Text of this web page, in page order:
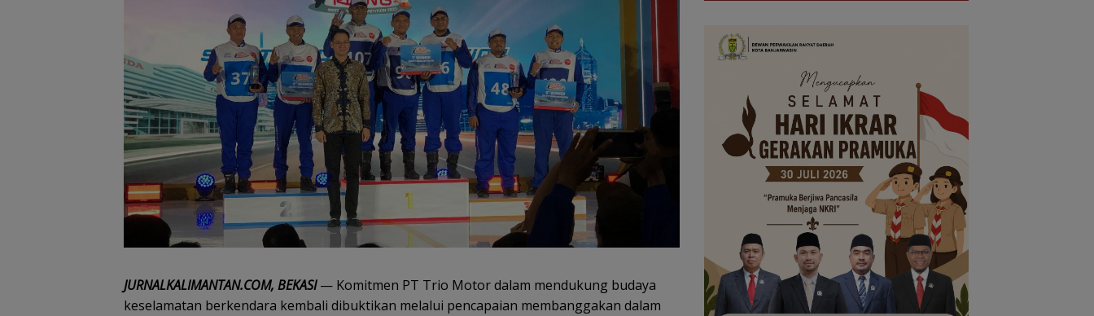
JURNALKALIMANTAN.COM, BEKASI— Komitmen PT Trio Motor dalam mendukung budaya
keselamatan berkendara kembali dibuktikan melalui pencapaian membanggakan dalam